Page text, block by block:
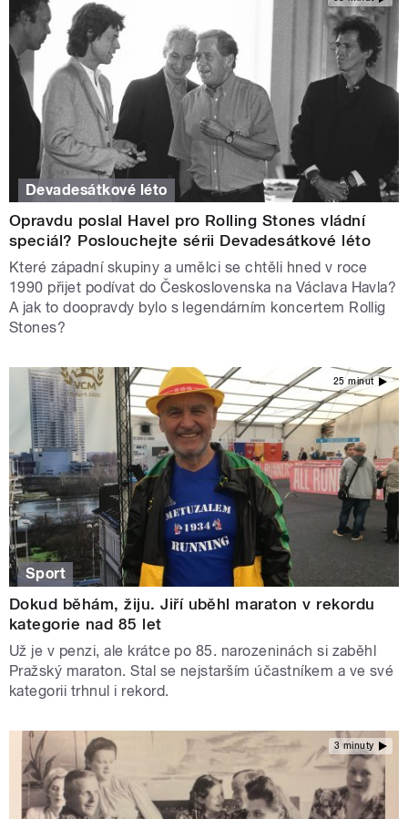
Devadesátkové léto
Opravdu poslal Havel pro Rolling Stones vládní
speciál? Poslouchejte sérii Devadesátkové léto
Které západní skupiny a umělci se chtěli hned v roce
1990 přijet podívat do Československa na Václava Havla?
A jak to doopravdy bylo s legendárním koncertem Rollig
Stones?
25 minut
Sport
Dokud běhám, žiju. Jiří uběhl maraton v rekordu
kategorie nad 85 let
Už je v penzi, ale krátce po 85. narozeninách si zaběhl
Pražský maraton. Stal se nejstarším účastníkem a ve své
kategorii trhnul i rekord.
3 minuty